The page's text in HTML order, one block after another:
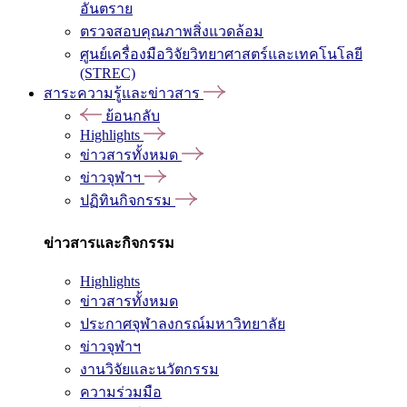
อันตราย
ตรวจสอบคุณภาพสิ่งแวดล้อม
ศูนย์เครื่องมือวิจัยวิทยาศาสตร์และเทคโนโลยี
(STREC)
สาระความรู้และข่าวสาร
ย้อนกลับ
Highlights
ข่าวสารทั้งหมด
ข่าวจุฬาฯ
ปฏิทินกิจกรรม
ข่าวสารและกิจกรรม
Highlights
ข่าวสารทั้งหมด
ประกาศจุฬาลงกรณ์มหาวิทยาลัย
ข่าวจุฬาฯ
งานวิจัยและนวัตกรรม
ความร่วมมือ